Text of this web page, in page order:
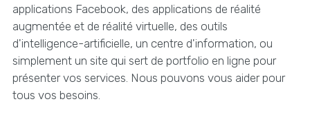
applications Facebook, des applications de réalité
augmentée et de réalité virtuelle, des outils
d'intelligence-artificielle, un centre d'information, ou
simplement un site qui sert de portfolio en ligne pour
présenter vos services. Nous pouvons vous aider pour
tous vos besoins.